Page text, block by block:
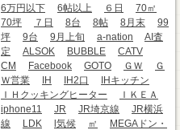
6万円以下
6帖以上 ６日
70㎡
70坪
７日 8台 8帖 8月末
99
坪
9台 9月上旬 a-nation
AI査
定
ALSOK BUBBLE
CATV
CM
Facebook GOTO ＧＷ
Ｇ
Ｗ営業
IH IH2口
IHキッチン
ＩＨクッキングヒーター
ＩＫＥＡ
iphone11
JR JR埼京線
JR横浜
線
LDK l気候 ㎡
MEGAドン・